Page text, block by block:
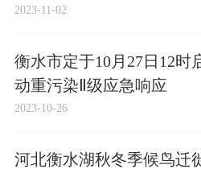
2023-11-02
衡水市定于10月27日12时
动重污染Ⅱ级应急响应
2023-10-26
河北衡水湖秋冬季候鸟迁